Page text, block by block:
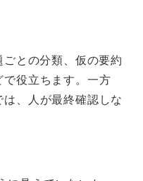
との分類、仮の要約
役立ちます。一方
、人が最終確認しな